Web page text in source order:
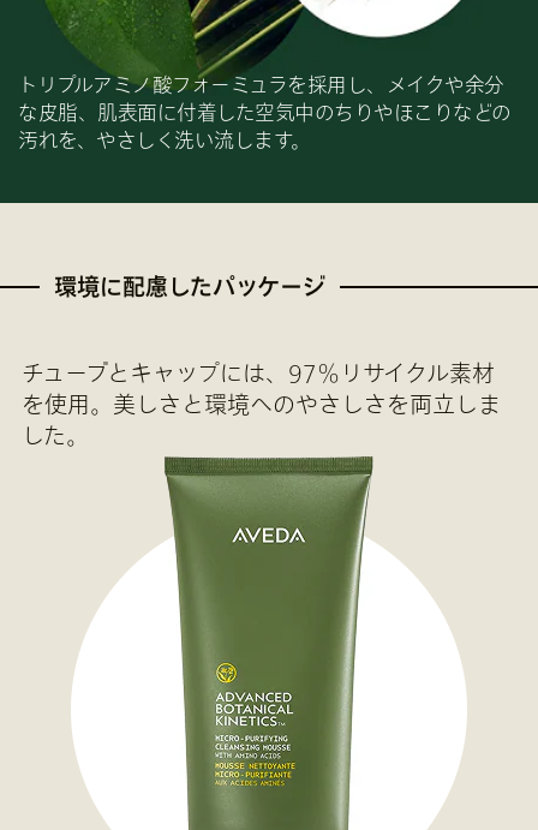
トリプルアミノ酸フォーミュラを採用し、メイクや余分
な皮脂、肌表面に付着した空気中のちりやほこりなどの
汚れを、やさしく洗い流します。
環境に配慮したパッケージ
チューブとキャップには、97％リサイクル素材
を使用。美しさと環境へのやさしさを両立しま
した。